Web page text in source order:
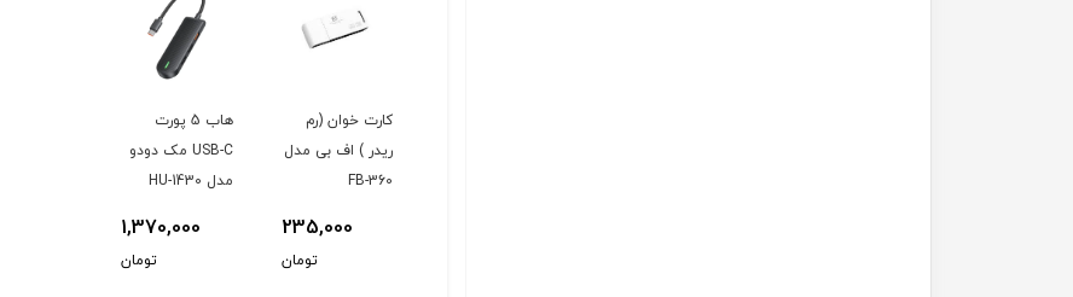
کارت خوان (رم
ریدر ) اف بی مدل
FB-360
235,000
تومان
هاب 5 پورت
USB-C مک دودو
مدل HU-1430
1,370,000
تومان